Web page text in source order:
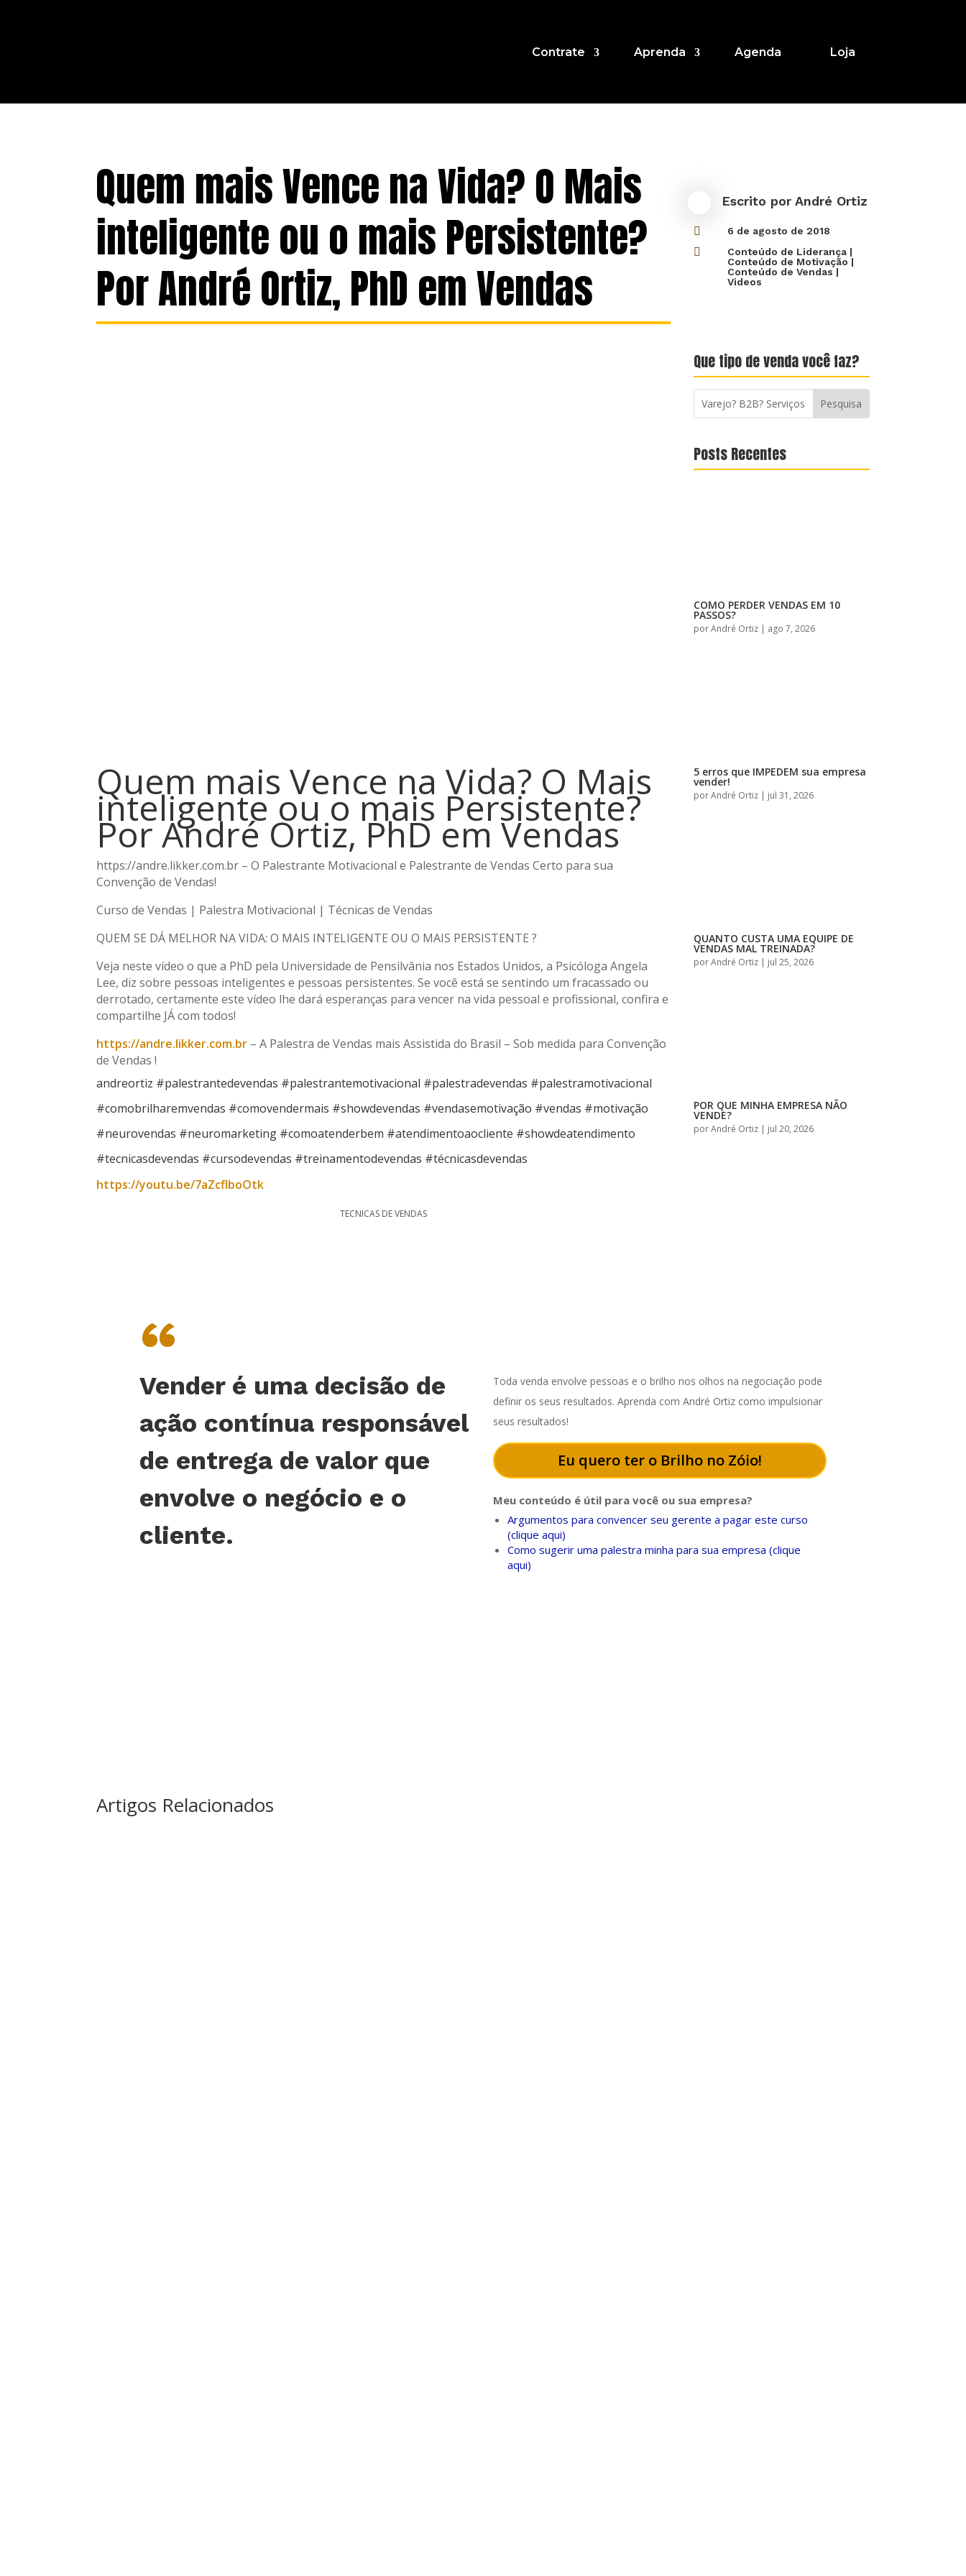
Contrate Aprenda Agenda Loja
Quem mais Vence na Vida? O Mais
inteligente ou o mais Persistente?
Por André Ortiz, PhD em Vendas
Escrito porAndré Ortiz
 6 de agosto de 2018
 Conteúdo de Liderança |
Conteúdo de Motivação |
Conteúdo de Vendas |
Videos
Quem mais Vence na Vida? O Mais
inteligente ou o mais Persistente?
Por André Ortiz, PhD em Vendas
https://andre.likker.com.br – O Palestrante Motivacional e Palestrante de Vendas Certo para sua
Convenção de Vendas!
Curso de Vendas | Palestra Motivacional | Técnicas de Vendas
QUEM SE DÁ MELHOR NA VIDA: O MAIS INTELIGENTE OU O MAIS PERSISTENTE ?
Veja neste vídeo o que a PhD pela Universidade de Pensilvânia nos Estados Unidos, a Psicóloga Angela
Lee, diz sobre pessoas inteligentes e pessoas persistentes. Se você está se sentindo um fracassado ou
derrotado, certamente este vídeo lhe dará esperanças para vencer na vida pessoal e profissional, confira e
compartilhe JÁ com todos!
https://andre.likker.com.br – A Palestra de Vendas mais Assistida do Brasil – Sob medida para Convenção
de Vendas !
andreortiz #palestrantedevendas #palestrantemotivacional #palestradevendas #palestramotivacional
#comobrilharemvendas #comovendermais #showdevendas #vendasemotivação #vendas #motivação
#neurovendas #neuromarketing #comoatenderbem #atendimentoaocliente #showdeatendimento
#tecnicasdevendas #cursodevendas #treinamentodevendas #técnicasdevendas
https://youtu.be/7aZcflboOtk
TECNICAS DE VENDAS
Que tipo de venda você faz?
Posts Recentes
COMO PERDER VENDAS EM 10
PASSOS?
porAndré Ortiz| ago 7, 2026
5 erros que IMPEDEM sua empresa
vender!
porAndré Ortiz| jul 31, 2026
QUANTO CUSTA UMA EQUIPE DE
VENDAS MAL TREINADA?
porAndré Ortiz| jul 25, 2026
POR QUE MINHA EMPRESA NÃO
VENDE?
porAndré Ortiz| jul 20, 2026
“
Vender é uma decisão de
ação contínua responsável
de entrega de valor que
envolve o negócio e o
cliente.
Toda venda envolve pessoas e o brilho nos olhos na negociação pode
definir os seus resultados. Aprenda com André Ortiz como impulsionar
seus resultados!
Eu quero ter o Brilho no Zóio!
Meu conteúdo é útil para você ou sua empresa?
Argumentos para convencer seu gerente a pagar este curso
(clique aqui)
Como sugerir uma palestra minha para sua empresa (clique
aqui)
Artigos Relacionados